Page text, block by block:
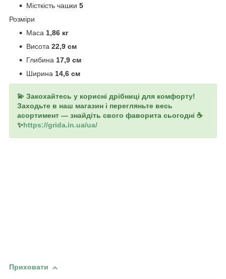
Місткість чашки 5
Розміри
Маса 1,86 кг
Висота 22,9 см
Глибина 17,9 см
Ширина 14,6 см
💫 Закохайтесь у корисні дрібниці для комфорту!
Заходьте в наш магазин і перегляньте весь
асортимент — знайдіть свого фаворита сьогодні ☕
✨https://grida.in.ua/ua/
Приховати